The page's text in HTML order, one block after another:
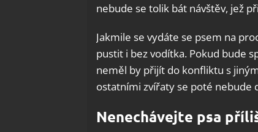
nebude se tolik bát návštěv, jež
Jakmile se vydáte se psem na
pustit i bez vodítka. Pokud bude
neměl by přijít do konfliktu s
ostatními zvířaty se poté nebude
Nenechávejte psa